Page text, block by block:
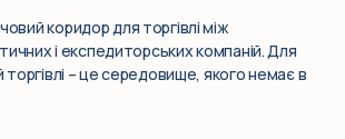
коридор для торгівлі між
і експедиторських компаній. Для
торгівлі – це середовище, якого немає в